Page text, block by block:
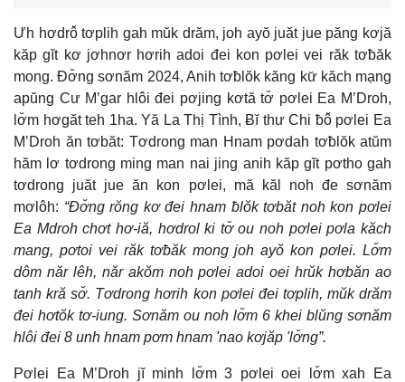
Ưh hơdrô̆ tơplih gah mŭk drăm, joh ayŏ juăt jue păng kơjă
kăp gĭt kơ jơhnơr hơrih adoi đei kon pơlei vei răk tơƀăk
mong. Đơ̆ng sơnăm 2024, Anih tơƀlŏk kăng kư̆ kăch mạng
apŭng Cư M’gar hlôi đei pơjing kơtă tơ̆ pơlei Ea M’Droh,
lơ̆m hơgăt teh 1ha. Yă La Thị Tình, Ƀĭ thư Chi ƀô̆ pơlei Ea
M’Droh ăn tơbăt: Tơdrong man Hnam pơdah tơƀlŏk atŭm
hăm lơ tơdrong ming man nai jing anih kăp gĭt pơtho gah
tơdrong juăt jue ăn kon pơlei, mă kăl noh đe sơnăm
mơlôh: “Đơ̆ng rŏng kơ đei hnam ƀlŏk tơbăt noh kon pơlei
Ea Mdroh chơt hơ-iă, hơdrol ki tơ̆ ou noh pơlei pơla kăch
mang, pơtoi vei răk tơƀăk mong joh ayŏ kon pơlei. Lơ̆m
dôm năr lêh, năr akŏm noh pơlei adoi oei hrŭk hơbăn ao
tanh kră sơ̆. Tơdrong hơrih kon pơlei đei tơplih, mŭk drăm
đei hơtŏk tơ-iung. Sơnăm ou noh lơ̆m 6 khei blŭng sơnăm
hlôi đei 8 unh hnam pơm hnam 'nao kơjăp 'lơ̆ng”.
Pơlei Ea M’Droh jĭ minh lơ̆m 3 pơlei oei lơ̆m xah Ea